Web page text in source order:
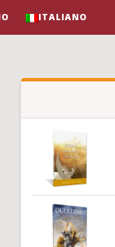
ITALIANO